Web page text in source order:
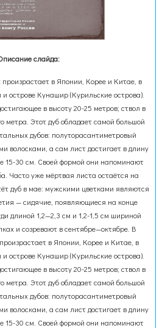
слайда:
произрастает в Японии, Корее и Китае, в
острове Кунашир (Курильские острова).
в высоту 20-25 метров; ствол в
метра. Этот дуб обладает самой большой
дубов: полуторасантиметровый
волосками, а сам лист достигает в длину
15-30 см. Своей формой они напоминают
Часто уже мёртвая листа остаётся на
дуб в мае: мужскими цветками являются
— сидячие, появляющиеся на конце
длиной 1,2—2,3 см и 1,2-1,5 см шириной
и созревают в сентябре—октябре. В
в Японии, Корее и Китае, в
острове Кунашир (Курильские острова).
в высоту 20-25 метров; ствол в
метра. Этот дуб обладает самой большой
дубов: полуторасантиметровый
волосками, а сам лист достигает в длину
15-30 см. Своей формой они напоминают